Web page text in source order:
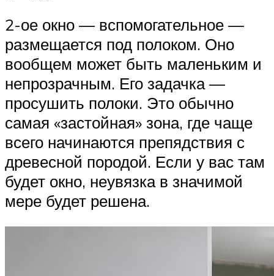
2-ое окно — вспомогательное —
размещается под полоком. Оно
вообщем может быть маленьким и
непрозрачным. Его задачка —
просушить полоки. Это обычно
самая «застойная» зона, где чаще
всего начинаются препядствия с
древесной породой. Если у вас там
будет окно, неувязка в значимой
мере будет решена.